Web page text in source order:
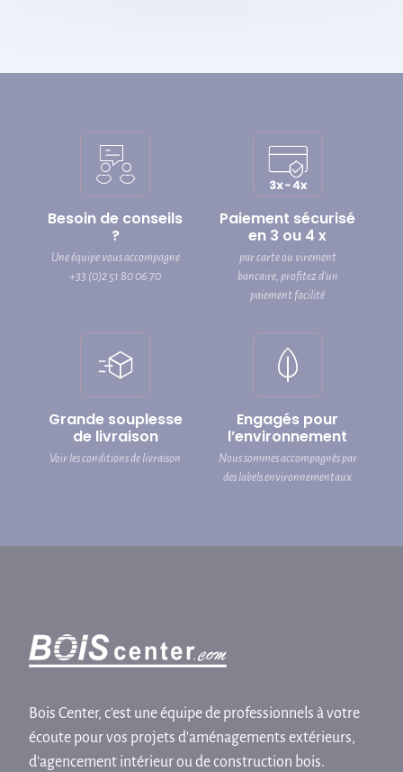
Besoin de conseils
?
Une équipe vous accompagne
+33 (0)2 51 80 06 70
Paiement sécurisé
en 3 ou 4 x
par carte ou virement
bancaire, profitez d’un
paiement facilité
Grande souplesse
de livraison
Voir les conditions de livraison
Engagés pour
l’environnement
Nous sommes accompagnés par
des labels environnementaux
Bois Center, c'est une équipe de professionnels à votre
écoute pour vos projets d'aménagements extérieurs,
d'agencement intérieur ou de construction bois.